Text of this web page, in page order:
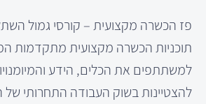
פז הכשרה מקצועית – קורסי גמול
תוכניות הכשרה מקצועית מתקדמות
למשתתפים את הכלים, הידע
להצטיינות בשוק העבודה התחרותי של